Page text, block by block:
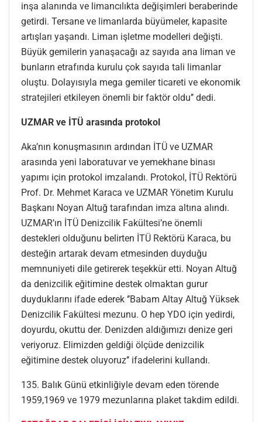
inşa alanında ve limancılıkta değişimleri beraberinde
getirdi. Tersane ve limanlarda büyümeler, kapasite
artışları yaşandı. Liman işletme modelleri değişti.
Büyük gemilerin yanaşacağı az sayıda ana liman ve
bunların etrafında kurulu çok sayıda tali limanlar
oluştu. Dolayısıyla mega gemiler ticareti ve ekonomik
stratejileri etkileyen önemli bir faktör oldu’’ dedi.
UZMAR ve İTÜ arasında protokol
Aka’nın konuşmasının ardından İTÜ ve UZMAR
arasında yeni laboratuvar ve yemekhane binası
yapımı için protokol imzalandı. Protokol, İTÜ Rektörü
Prof. Dr. Mehmet Karaca ve UZMAR Yönetim Kurulu
Başkanı Noyan Altuğ tarafından imza altına alındı.
UZMAR’ın İTÜ Denizcilik Fakültesi’ne önemli
destekleri olduğunu belirten İTÜ Rektörü Karaca, bu
desteğin artarak devam etmesinden duyduğu
memnuniyeti dile getirerek teşekkür etti. Noyan Altuğ
da denizcilik eğitimine destek olmaktan gurur
duyduklarını ifade ederek ‘’Babam Altay Altuğ Yüksek
Denizcilik Fakültesi mezunu. O hep YDO için yedirdi,
doyurdu, okuttu der. Denizden aldığımızı denize geri
veriyoruz. Elimizden geldiği ölçüde denizcilik
eğitimine destek oluyoruz’’ ifadelerini kullandı.
135. Balık Günü etkinliğiyle devam eden törende
1959,1969 ve 1979 mezunlarına plaket takdim edildi.